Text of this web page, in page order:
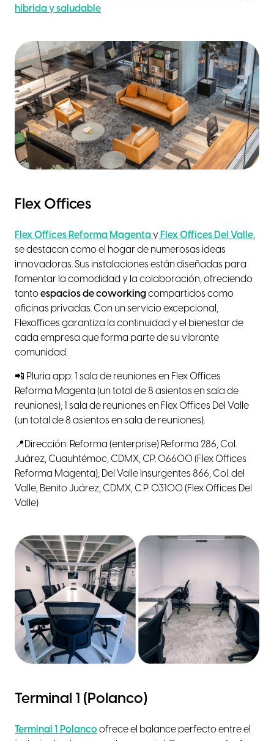
híbrida y saludable
Flex Offices
Flex Offices Reforma Magentay Flex Offices Del Valle,
se destacan como el hogar de numerosas ideas
innovadoras. Sus instalaciones están diseñadas para
fomentar la comodidad y la colaboración, ofreciendo
tantoespacios de coworkingcompartidos como
oficinas privadas. Con un servicio excepcional,
Flexoffices garantiza la continuidad y el bienestar de
cada empresa que forma parte de su vibrante
comunidad.
📲 Pluria app: 1 sala de reuniones en Flex Offices
Reforma Magenta (un total de 8 asientos en sala de
reuniones); 1 sala de reuniones en Flex Offices Del Valle
(un total de 8 asientos en sala de reuniones).
📍Dirección: Reforma (enterprise) Reforma 286, Col.
Juárez, Cuauhtémoc, CDMX, CP. 06600 (Flex Offices
Reforma Magenta); Del Valle Insurgentes 866, Col. del
Valle, Benito Juárez, CDMX, C.P. 03100 (Flex Offices Del
Valle)
Terminal 1 (Polanco)
Terminal 1 Polancoofrece el balance perfecto entre el